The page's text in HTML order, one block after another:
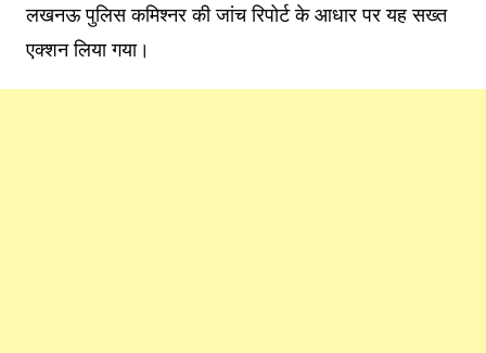
लखनऊ पुलिस कमिश्नर की जांच रिपोर्ट के आधार पर यह सख्त
एक्शन लिया गया।